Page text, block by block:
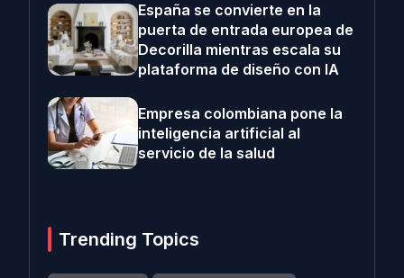
España se convierte en la
puerta de entrada europea de
Decorilla mientras escala su
plataforma de diseño con IA
Empresa colombiana pone la
inteligencia artificial al
servicio de la salud
Trending Topics